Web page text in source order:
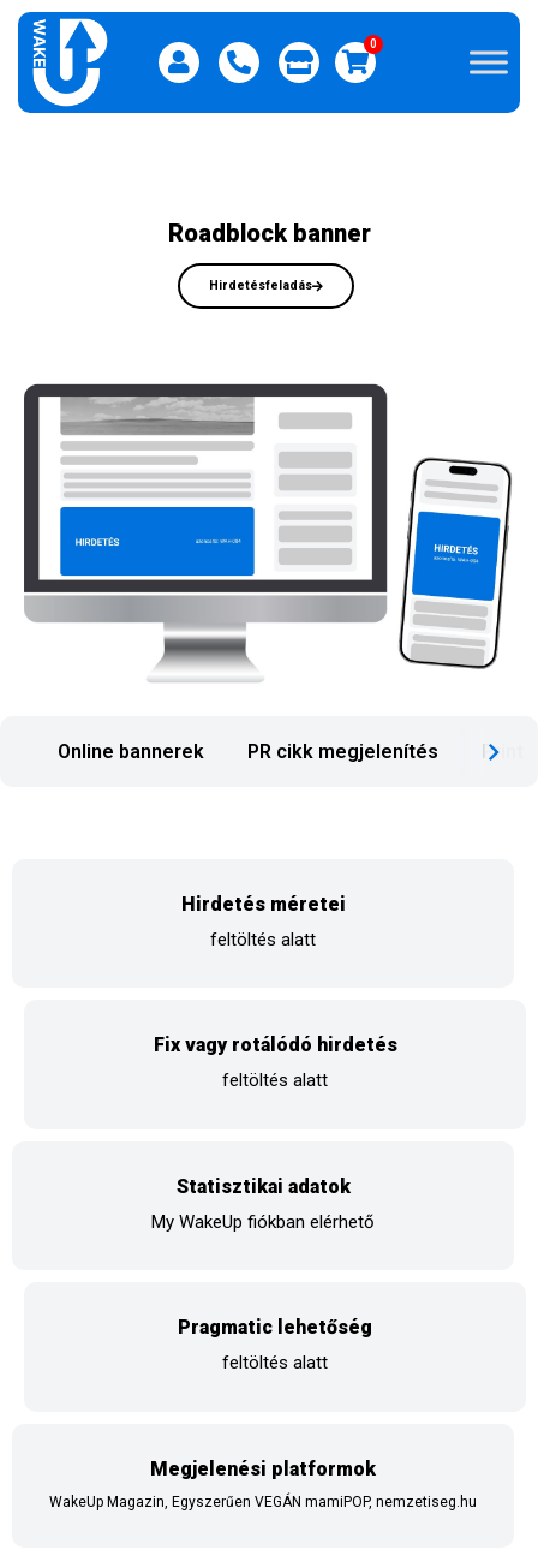
0
Roadblock banner
Hirdetésfeladás
Online bannerek PR cikk megjelenítés Print
Hirdetés méretei
feltöltés alatt
Fix vagy rotálódó hirdetés
feltöltés alatt
Statisztikai adatok
My WakeUp fiókban elérhető
Pragmatic lehetőség
feltöltés alatt
Megjelenési platformok
WakeUp Magazin, Egyszerűen VEGÁN mamiPOP, nemzetiseg.hu